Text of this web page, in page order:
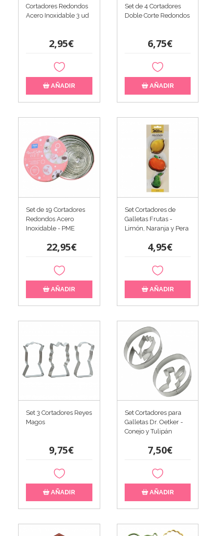
Cortadores Redondos
Acero Inoxidable 3 ud
2,95€
AÑADIR
Set de 4 Cortadores
Doble Corte Redondos
6,75€
AÑADIR
Set de 19 Cortadores
Redondos Acero
Inoxidable - PME
22,95€
AÑADIR
Set Cortadores de
Galletas Frutas -
Limón, Naranja y Pera
4,95€
AÑADIR
Set 3 Cortadores Reyes
Magos
9,75€
AÑADIR
Set Cortadores para
Galletas Dr. Oetker -
Conejo y Tulipán
7,50€
AÑADIR